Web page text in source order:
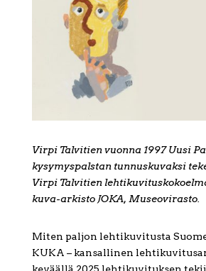
Virpi Talvitien vuonna 1997 Uusi
kysymyspalstan tunnuskuvaksi
Virpi Talvitien
kuva-arkisto JOKA, Museovirasto.
Miten paljon lehtikuvitusta
KUKA – kansallinen